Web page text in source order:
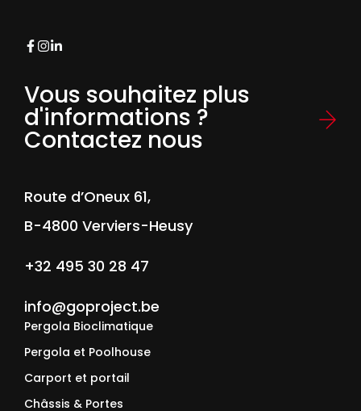
Vous souhaitez plus
d'informations ?
Contactez nous
Route d’Oneux 61,
B-4800 Verviers-Heusy
+32 495 30 28 47
info@goproject.be
Pergola Bioclimatique
Pergola et Poolhouse
Carport et portail
Châssis & Portes